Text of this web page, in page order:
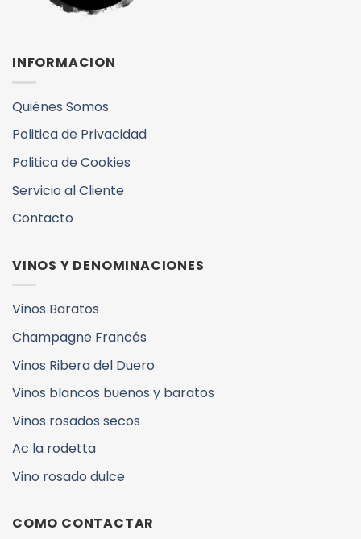
INFORMACION
Quiénes Somos
Politica de Privacidad
Politica de Cookies
Servicio al Cliente
Contacto
VINOS Y DENOMINACIONES
Vinos Baratos
Champagne Francés
Vinos Ribera del Duero
Vinos blancos buenos y baratos
Vinos rosados secos
Ac la rodetta
Vino rosado dulce
COMO CONTACTAR